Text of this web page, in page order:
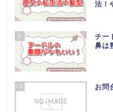
法！
9
チー
鼻は
10 お問